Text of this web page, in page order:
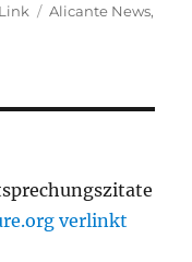
Categories
Link Tags
Alicante News,
verlinkt